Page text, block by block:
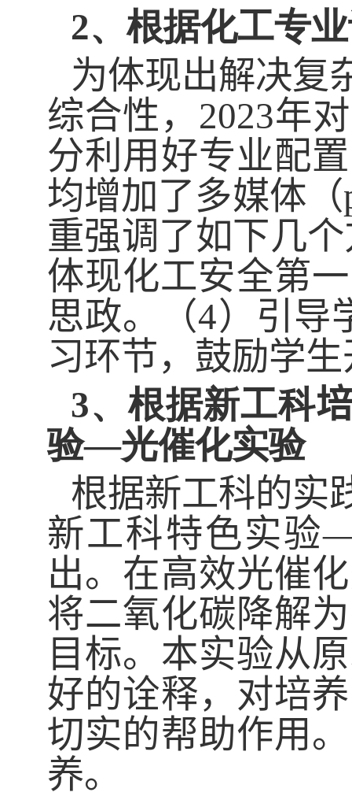
2、根据化工专
为体现出解决复
综合性 ， 2023年对
分利用好专业配
均增加了多媒体（
重强调 了如下几
体现化工安全第
思政。（4）引导
习环节，鼓励学
3、根据新工科
验—光催化实验
根据新工科的实
新工科特色实验
出。 在高效光催
将二氧化碳降解为
目标。本实验从
好的诠释，对培
切实的帮助作用
养。